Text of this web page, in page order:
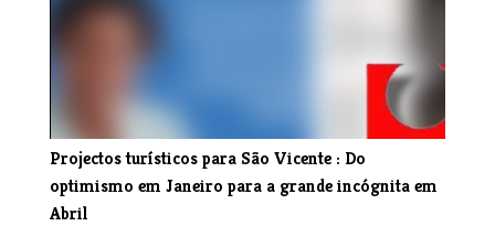
Projectos turísticos para São Vicente : Do
optimismo em Janeiro para a grande incógnita em
Abril